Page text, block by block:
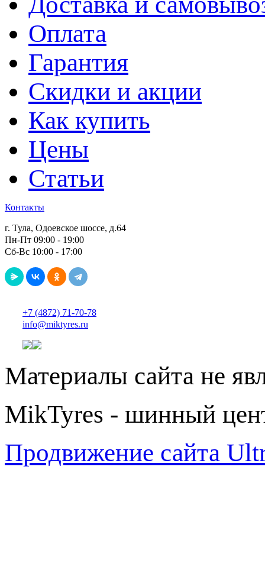
Оплата
Гарантия
Скидки и акции
Как купить
Цены
Статьи
Контакты
г. Тула, Одоевское шоссе, д.64
Пн-Пт 09:00 - 19:00
Сб-Вс 10:00 - 17:00
+7 (4872) 71-70-78
info@miktyres.ru
Материалы сайта не
MikTyres - шинный
Продвижение сайта